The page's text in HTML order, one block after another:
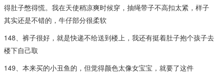
得肚子憋得慌。我在天使稍凉爽时候穿，抽绳带子不高扣太紧，样子
其实还是不错的，牛仔部分很柔软
148、裤子很好，就是快递不给送到楼上，我还有挺着肚子抱个孩子去
楼下自己取
149、本来买的小丑鱼的，但觉得颜色太像女宝宝，就要了这件